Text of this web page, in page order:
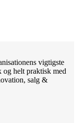
vigtigste
og helt praktisk med
salg &